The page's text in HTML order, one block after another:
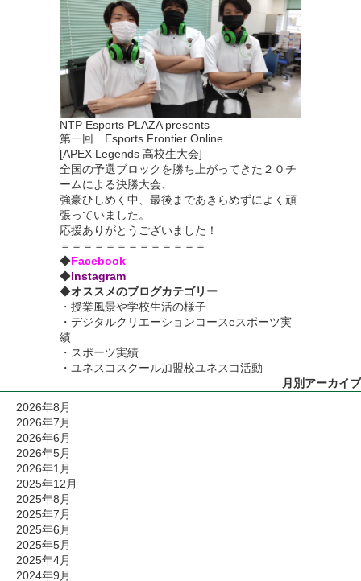
NTP Esports PLAZA presents
第一回 Esports Frontier Online
[APEX Legends 高校生大会]
全国の予選ブロックを勝ち上がってきた２０チ
ームによる決勝大会、
強豪ひしめく中、最後まであきらめずによく頑
張っていました。
応援ありがとうございました！
＝＝＝＝＝＝＝＝＝＝＝＝＝
◆Facebook
◆Instagram
◆オススメのブログカテゴリー
・ 授業風景や学校生活の様子
・ デジタルクリエーションコースeスポーツ実
績
・ スポーツ実績
・ ユネスコスクール加盟校ユネスコ活動
月別アーカイブ
2026年8月
2026年7月
2026年6月
2026年5月
2026年1月
2025年12月
2025年8月
2025年7月
2025年6月
2025年5月
2025年4月
2024年9月